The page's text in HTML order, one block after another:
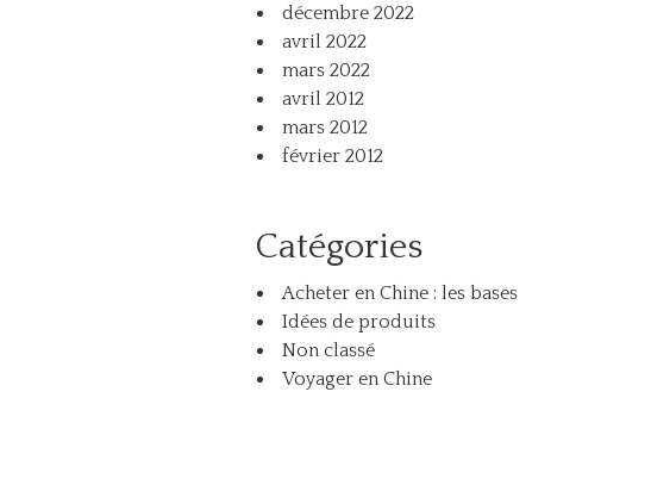
décembre 2022
avril 2022
mars 2022
avril 2012
mars 2012
février 2012
Catégories
Acheter en Chine : les bases
Idées de produits
Non classé
Voyager en Chine